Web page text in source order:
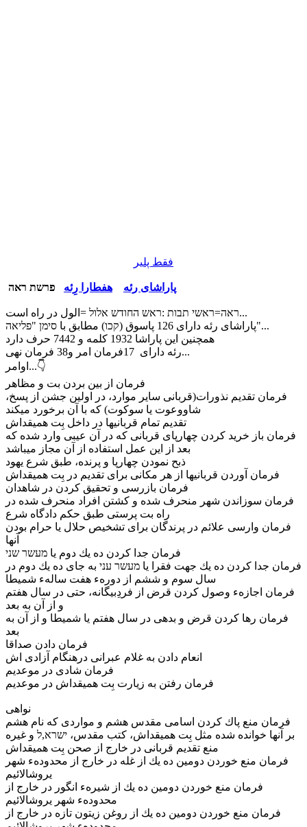
فقط پلیر
پاراشاى رئه هفطارا رِئه פרשת ראה
ראה=ראשי תבות :ראש החודש אלול =الول در راه است...
پاراشاى رئه داراى 126 پاسوق (קכו) مطابق با סימן "פליאה"...
همچنين اين پاراشا 1932 كلمه و 7442 حرف دارد
رئه داراى 17فرمان امر و38 فرمان نهى...
اوامر...👇
فرمان از بين بردن بت و مظاهر
فرمان تقديم نذورات(قربانى ساير موارد، در اولين جشن از پسخ،
شاووعوت يا سوكوت) كه با آن برخورد ميكند
تقديم تمام قربانيها در داخل بِت هميقداش
فرمان باز خريد كردن چهارپاى قربانى كه در آن عيبى وارد شده كه
بعد از اين عمل استفاده از آن مجاز ميباشد
ذبح نمودن چهارپا و پرنده، طبق شرع يهود
فرمان آوردن قربانيها از هر مكانى براى تقديم در بِت هميقداش
فرمان بازرسى و تحقيق كردن در شاهدان
فرمان سوزاندن شهر منحرف شده و كشتن افراد منحرف شده در
راه بت پرستى طبق حكم دادگاه شرع
فرمان وارسى علائم در پرندگان براى تشخيص حلال يا حرام بودن
آنها
فرمان جدا كردن ده يك دوم يا מעשר שני
فرمان جدا كردن ده يك جهت فقرا يا מעשר עני به جاى ده يك دوم در
سال سوم و ششم از دورهء هفت سالهء شميطا
فرمان اجازهء وصول كردن قرض از فردِبيگانه، حتى در سال هفتم
و از آن به بعد
فرمان رها كردن قرض و بدهى در سال هفتم يا شميطا و از آن به
بعد
فرمان دادن صداقا
انعام دادن به غلام عبرانى درهنگام آزادى اش
فرمان شادى در موعديم
فرمان رفتن به زيارت بِت هميقداش در موعديم
نواهى
فرمان منع پاك كردن اسامى مقدس هشم و مواردى كه نام هشم
بر آنها خوانده شده مثل بِت هميقداش، كتب مقدس، ישרא,ל و غيره
منع تقديم قربانى در خارج از صحن بِت هميقداش
فرمان منع خوردن دومين ده يك از غله در خارج از محدودهء شهر
يروشالائيم
فرمان منع خوردن دومين ده يك از شيرهء انگور در خارج از
محدودهء شهر يروشالائيم
فرمان منع خوردن دومين ده يك از روغن زيتون تازه در خارج از